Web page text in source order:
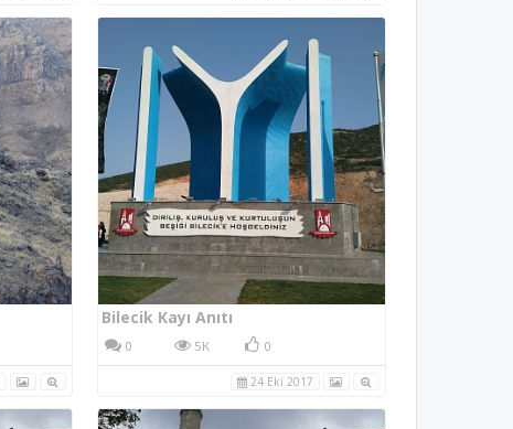
Bilecik Kayı Anıtı
0 5K 0
24 Eki 2017